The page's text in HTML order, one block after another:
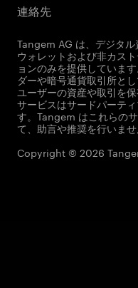
連絡先
Tangem AG は、デジタ
ウォレットおよび非カス
ョンのみを提供していま
ダーや暗号通貨取引所と
ユーザーの資産や取引を
サービスはサードパーテ
す。Tangem はこれらの
て、助言や推奨を行いませ